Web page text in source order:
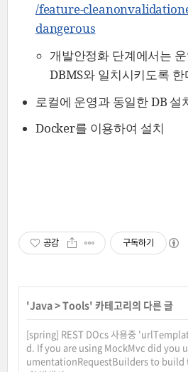
/feature-
dangerous
개발안정화 단계에서는
DBMS와 일치시키도록 한
로컬에 운영과 동일한 DB 설
Docker를 이용하여 설치
공감 구독하기
'Java>Tools' 카테고리의 다른 글
[spring] REST DOcs 사용중
d. If you are using MockMvc did you
umentationRequestBuilders to build